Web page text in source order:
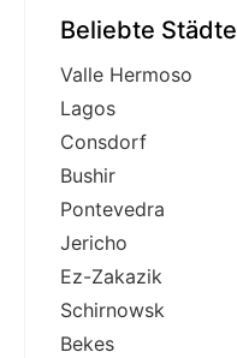
Beliebte Städte
Valle Hermoso
Lagos
Consdorf
Bushir
Pontevedra
Jericho
Ez-Zakazik
Schirnowsk
Bekes